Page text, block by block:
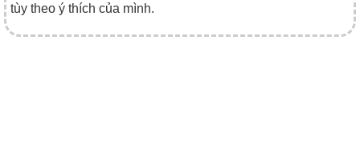
tùy theo ý thích của mình.